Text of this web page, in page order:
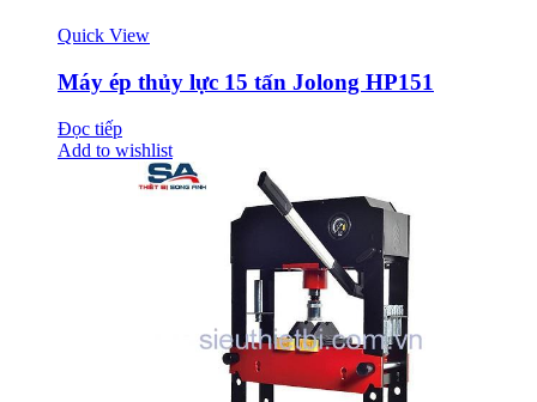
Quick View
Máy ép thủy lực 15 tấn Jolong HP151
Đọc tiếp
Add to wishlist